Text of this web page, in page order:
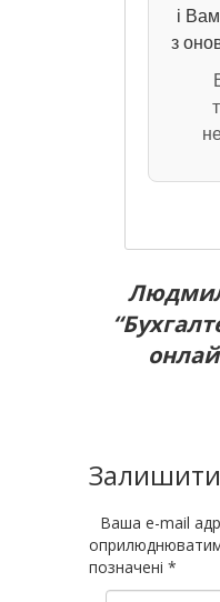
і
з
Залишити
Ваша e-mail
позначені *